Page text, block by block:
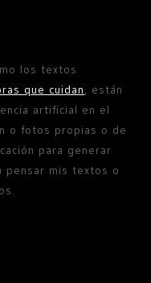
los textos
que cuidan, están
artificial en el
o fotos propias o de
para generar
pensar mis textos o